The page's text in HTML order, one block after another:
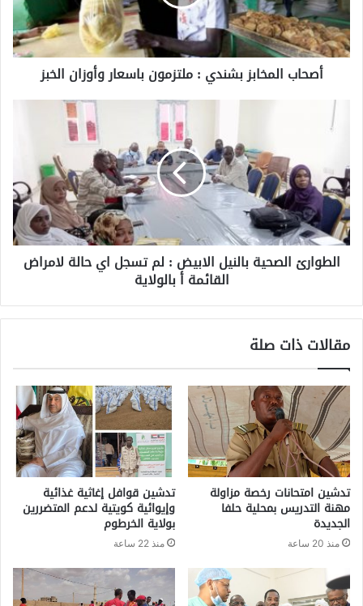
أصحاب المخابز بشندي : ملتزمون باسعار وأوزان الخبز
الطوارئ الصحية بالنيل الابيض : لم تسجل اي حالة لامراض
القائمة أ بالولاية
مقالات ذات صلة
تدشين امتحانات رخصة مزاولة
مهنة التدريس بمحلية حلفا
الجديدة
منذ 20 ساعة
تدشين قوافل إغاثية غذائية
وإيوائية كويتية لدعم المتضررين
بولاية الخرطوم
منذ 22 ساعة